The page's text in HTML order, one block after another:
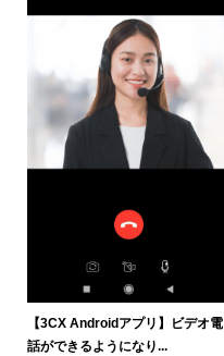
【3CX Androidアプリ】ビデオ電
話ができるようになり...